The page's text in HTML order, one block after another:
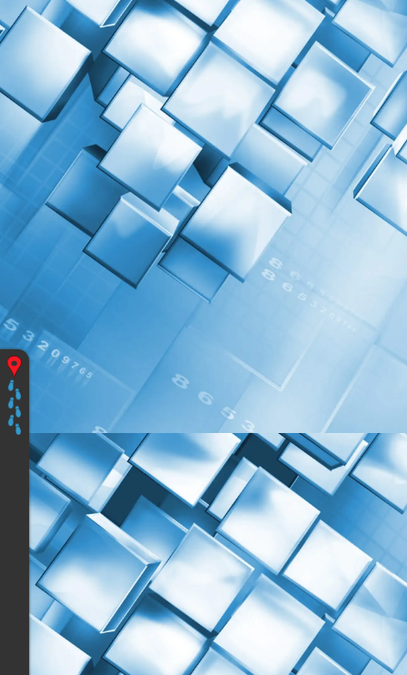
Vous
Accueil
Les
programmes
Découvrir
&
Prendre
en
Mains
Apidae,